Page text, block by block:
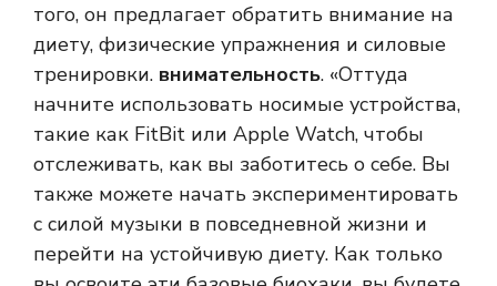
того, он предлагает обратить внимание на
диету, физические упражнения и силовые
тренировки. внимательность. «Оттуда
начните использовать носимые устройства,
такие как FitBit или Apple Watch, чтобы
отслеживать, как вы заботитесь о себе. Вы
также можете начать экспериментировать
с силой музыки в повседневной жизни и
перейти на устойчивую диету. Как только